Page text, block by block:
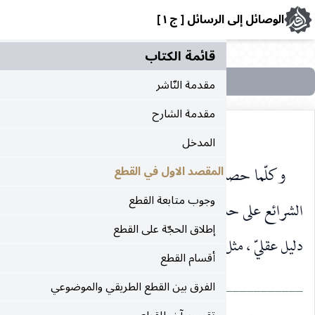
[ ج ١ ]
مقدمة الشارح
المقصد الاول في القطع
وجوب متابعة القطع
إطلاق الحجّة على القطع
أقسام القطع
الفرق بين القطع الطريقي والموضوعي
من دليل نقليّ ، مثل القطع الحاصل من إجماع جميع
العالم زمانا ، فلا يجوز أن يحصل القطع على خلافه من
تخلّف الأثر عن المؤثّر.